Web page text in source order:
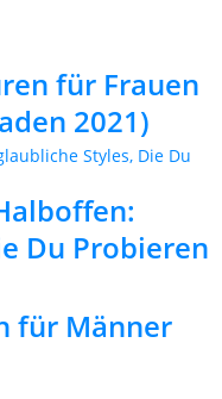
für Frauen
2021)
Du Probieren
für Männer